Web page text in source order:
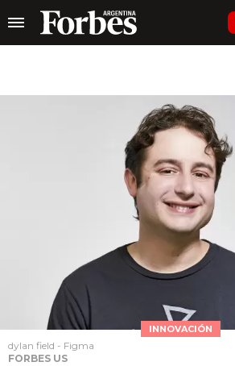
INNOVACIÓN
dylan field - Figma
FORBES US